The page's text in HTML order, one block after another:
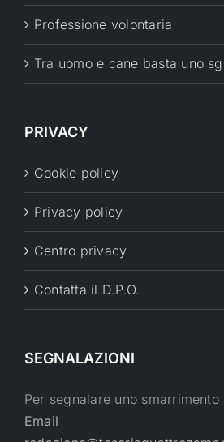
Professione volontaria
Tra uomo e cane basta uno
PRIVACY
Cookie policy
Privacy policy
Centro privacy
Contatta il D.P.O.
SEGNALAZIONI
Per segnalare uno
Email